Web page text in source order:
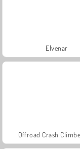
Elvenar
Offroad Crash